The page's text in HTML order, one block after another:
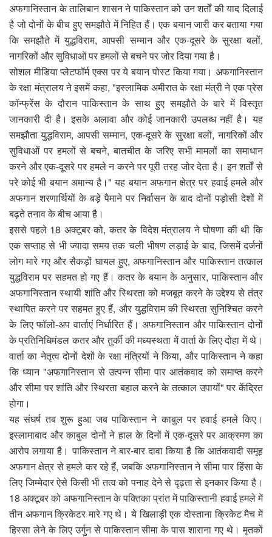
अफगानिस्तान के तालिबान शासन ने पाकिस्तान को उन शर्तों की याद दिलाई
है जो दोनों के बीच हुए समझौते में निहित हैं। एक बयान जारी कर बताया गया
कि समझौते में युद्धविराम, आपसी सम्मान और एक-दूसरे के सुरक्षा बलों,
नागरिकों और सुविधाओं पर हमलों से बचने पर जोर दिया गया है।
सोशल मीडिया प्लेटफॉर्म एक्स पर ये बयान पोस्ट किया गया। अफगानिस्तान
के रक्षा मंत्रालय ने इसमें कहा, "इस्लामिक अमीरात के रक्षा मंत्री ने एक प्रेस
कॉन्फ्रेंस के दौरान पाकिस्तान के साथ हुए समझौते के बारे में विस्तृत
जानकारी दी है। इसके अलावा और कोई जानकारी उपलब्ध नहीं है। यह
समझौता युद्धविराम, आपसी सम्मान, एक-दूसरे के सुरक्षा बलों, नागरिकों और
सुविधाओं पर हमलों से बचने, बातचीत के जरिए सभी मामलों का समाधान
करने और एक-दूसरे पर हमले न करने पर पूरी तरह जोर देता है। इन शर्तों से
परे कोई भी बयान अमान्य है।" यह बयान अफगान क्षेत्र पर हवाई हमले और
अफगान शरणार्थियों के बड़े पैमाने पर निर्वासन के बाद दोनों पड़ोसी देशों में
बढ़ते तनाव के बीच आया है।
इससे पहले 18 अक्टूबर को, कतर के विदेश मंत्रालय ने घोषणा की थी कि
एक सप्ताह से भी ज्यादा समय तक चली भीषण लड़ाई के बाद, जिसमें दर्जनों
लोग मारे गए और सैकड़ों घायल हुए, अफगानिस्तान और पाकिस्तान तत्काल
युद्धविराम पर सहमत हो गए हैं। कतर के बयान के अनुसार, पाकिस्तान और
अफगानिस्तान स्थायी शांति और स्थिरता को मजबूत करने के उद्देश्य से तंत्र
स्थापित करने पर सहमत हुए हैं, और युद्धविराम की स्थिरता सुनिश्चित करने
के लिए फॉलो-अप वार्ताएं निर्धारित हैं। अफगानिस्तान और पाकिस्तान दोनों
के प्रतिनिधिमंडल कतर और तुर्की की मध्यस्थता में वार्ता के लिए दोहा में थे।
वार्ता का नेतृत्व दोनों देशों के रक्षा मंत्रियों ने किया, और पाकिस्तान ने कहा
कि ध्यान "अफगानिस्तान से उत्पन्न सीमा पार आतंकवाद को समाप्त करने
और सीमा पर शांति और स्थिरता बहाल करने के तत्काल उपायों" पर केंद्रित
होगा।
यह संघर्ष तब शुरू हुआ जब पाकिस्तान ने काबुल पर हवाई हमले किए।
इस्लामाबाद और काबुल दोनों ने हाल के दिनों में एक-दूसरे पर आक्रमण का
आरोप लगाया है। पाकिस्तान ने बार-बार दावा किया है कि आतंकवादी समूह
अफगान क्षेत्र से हमले कर रहे हैं, जबकि अफगानिस्तान ने सीमा पार हिंसा के
लिए जिम्मेदार ऐसे किसी भी तत्व को पनाह देने से दृढ़ता से इनकार किया है।
18 अक्टूबर को अफगानिस्तान के पक्तिका प्रांत में पाकिस्तानी हवाई हमले में
तीन अफगान क्रिकेटर मारे गए थे। ये खिलाड़ी एक दोस्ताना क्रिकेट मैच में
हिस्सा लेने के लिए उर्गुन से पाकिस्तान सीमा के पास शाराना गए थे। मृतकों